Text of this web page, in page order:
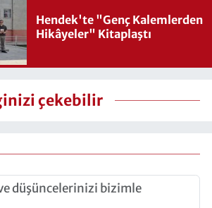
Hendek'te "Genç Kalemlerden
Hikâyeler" Kitaplaştı
çekebilir